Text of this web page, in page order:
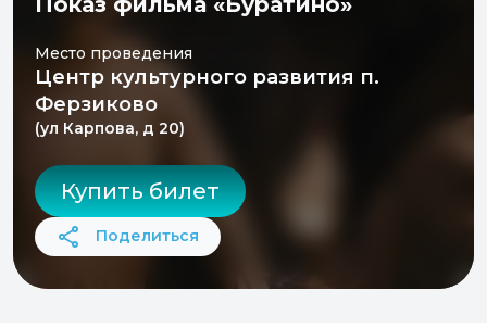
Место проведения
Центр культурного развития п.
Ферзиково
(ул Карпова, д 20)
Купить билет
Поделиться